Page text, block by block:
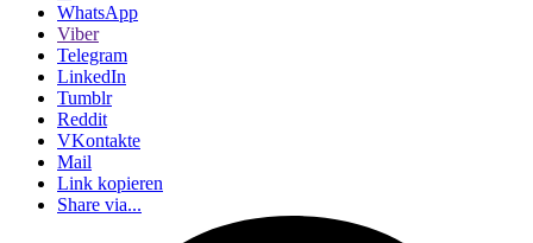
WhatsApp
Viber
Telegram
LinkedIn
Tumblr
Reddit
VKontakte
Mail
Link kopieren
Share via...